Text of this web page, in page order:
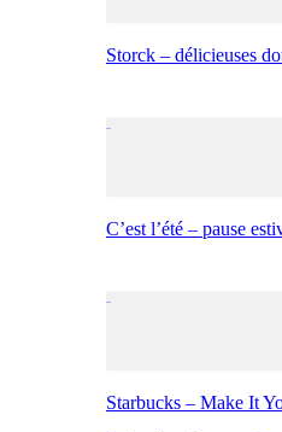
Storck – délicieuses
C’est l’été – pause
Starbucks – Make It